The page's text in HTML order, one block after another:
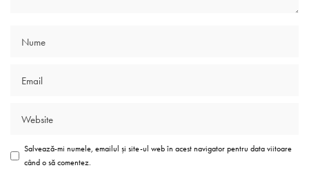
Salvează-mi numele, emailul și site-ul web în acest navigator pentru data viitoare
când o să comentez.